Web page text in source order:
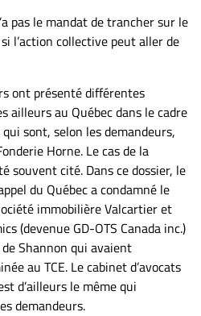
pas le mandat de trancher sur le
l’action collective peut aller de
ont présenté différentes
ailleurs au Québec dans le cadre
sont, selon les demandeurs,
Horne. Le cas de la
souvent cité. Dans ce dossier, le
du Québec a condamné le
immobilière Valcartier et
(devenue GD-OTS Canada inc.)
Shannon qui avaient
au TCE. Le cabinet d’avocats
d’ailleurs le même qui
demandeurs.